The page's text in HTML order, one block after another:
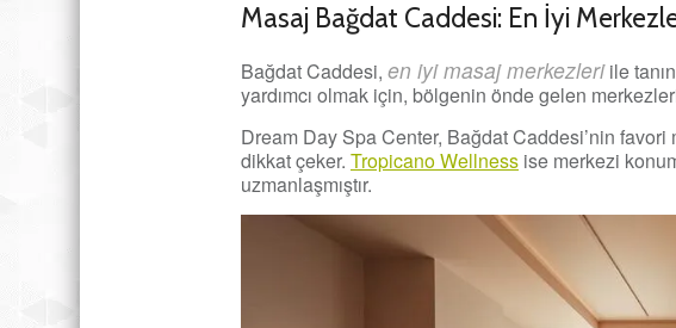
Masaj Bağdat Caddesi: En İyi
Bağdat Caddesi, en iyi masaj merkezleriile
yardımcı olmak için, bölgenin önde gelen
Dream Day Spa Center, Bağdat Caddesi’nin
dikkat çeker. Tropicano Wellness ise merkezi
uzmanlaşmıştır.